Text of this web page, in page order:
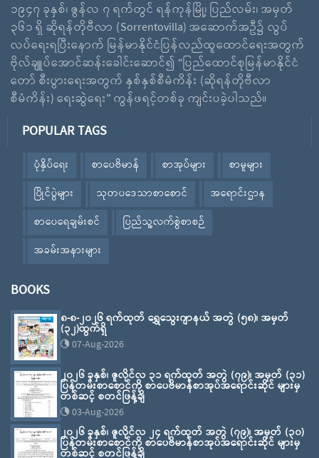
၁၉၄၇ ခုနှစ်၊ ဇွန်လ ၇ ရက်တွင် ရန်ကုန်မြို့၊ ပြည်လမ်း၊ အမှတ်
၃၆၁ ရှိ ဆိုရန်တိုဗီလာ (Sorrentovilla) အဆောက်အဦ၌ လွပ်
လပ်ရေးရပြီးနောက် မြန်မာနိုင်ငံပြန်လည်ထူထောင်ရေးအတွက်
ဗိုလ်ချူပ်အောင်ဆန်းခေါင်းဆောင်၍ “ပြည်ထောင်စုမြန်မာနိုင်ငံ
တော် စီးပွားရေးအတွက် နှစ်နှစ်စီမံကိန်း (ဆိုရန်တိုဗီလာ
စီမံကိန်း) ရေးဆွဲရေး” ကွန်ဖရင့်တစ်ခု ကျင်းပခဲ့ပါသည်။
POPULAR TAGS
ပုံနှိပ်ရေး စာပေဗိမာန် စာအုပ်များ
စာမူများ
ပြိုင်ပွဲများ
သုတပဒေသာစာစောင်
အရောင်းဌာန
စာပေရေချမ်းစင်
ပြည်သူ့လက်စွဲစာစဉ်
အခမ်းအနားများ
BOOKS
၈-၈-၂၀၂၆ ရက်ထုတ် ရွှေသွေးဂျာနယ် အတွဲ (၅၈)၊ အမှတ်
(၃၂)ထွက်ရှိ
07-Aug-2026
၂၀၂၆ ခုနှစ်၊ ဇူလိုင်လ ၃၁ ရက်ထုတ် အတွဲ (၇၉)၊ အမှတ် (၃၁)
ပြန်တမ်းစာစောင်ကို စာပေဗိမာန်စာအုပ်အရောင်းဆိုင် များမှ
တစ်ဆင့် စတင်ဖြန့်ချိ
03-Aug-2026
၂၀၂၆ ခုနှစ်၊ ဇူလိုင်လ ၂၄ ရက်ထုတ် အတွဲ (၇၉)၊ အမှတ် (၃၀)
ပြန်တမ်းစာစောင်ကို စာပေဗိမာန်စာအုပ်အရောင်းဆိုင် များမှ
တစ်ဆင့် စတင်ဖြန့်ချိ